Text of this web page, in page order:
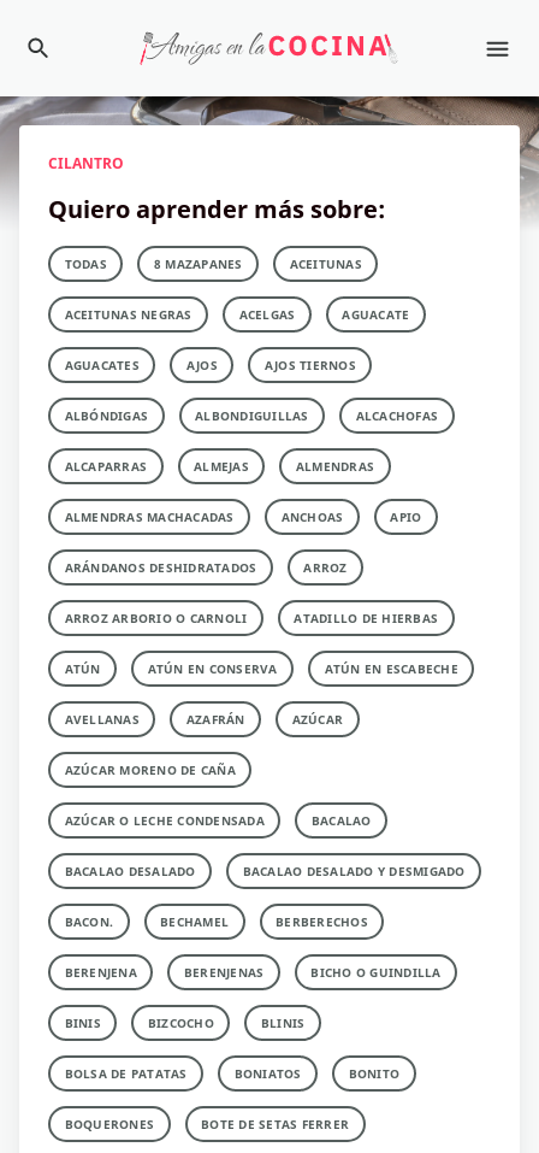
CILANTRO
Quiero aprender más sobre:
TODAS 8 MAZAPANES ACEITUNAS
ACEITUNAS NEGRAS ACELGAS AGUACATE
AGUACATES AJOS AJOS TIERNOS
ALBÓNDIGAS ALBONDIGUILLAS ALCACHOFAS
ALCAPARRAS ALMEJAS ALMENDRAS
ALMENDRAS MACHACADAS ANCHOAS APIO
ARÁNDANOS DESHIDRATADOS ARROZ
ARROZ ARBORIO O CARNOLI ATADILLO DE HIERBAS
ATÚN ATÚN EN CONSERVA ATÚN EN ESCABECHE
AVELLANAS AZAFRÁN AZÚCAR
AZÚCAR MORENO DE CAÑA
AZÚCAR O LECHE CONDENSADA BACALAO
BACALAO DESALADO BACALAO DESALADO Y DESMIGADO
BACON. BECHAMEL BERBERECHOS
BERENJENA BERENJENAS BICHO O GUINDILLA
BINIS BIZCOCHO BLINIS
BOLSA DE PATATAS BONIATOS BONITO
BOQUERONES BOTE DE SETAS FERRER